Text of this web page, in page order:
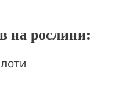
на рослини: